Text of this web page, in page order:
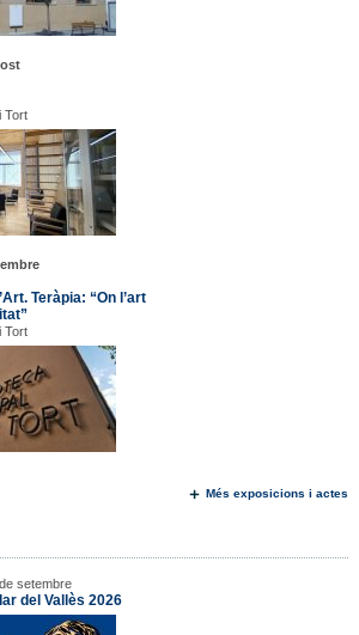
Tort
Teràpia: “On l’art
Tort
Més exposicions i actes
setembre
del Vallès 2026